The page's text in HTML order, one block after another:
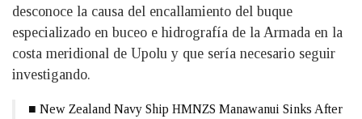
desconoce la causa del encallamiento del buque
especializado en buceo e hidrografía de la Armada en la
costa meridional de Upolu y que sería necesario seguir
investigando.
■ New Zealand Navy Ship HMNZS Manawanui Sinks After